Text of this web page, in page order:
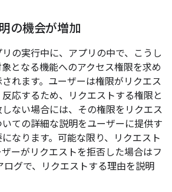
の機会が増加
の実行中に、アプリの中で、こうし
となる機能へのアクセス権限を求め
れます。ユーザーは権限がリクエス
反応するため、リクエストする権限と
ない場合には、その権限をリクエス
いての詳細な説明をユーザーに提供す
なります。可能な限り、リクエスト
ーがリクエストを拒否した場合はフ
ログで、リクエストする理由を説明